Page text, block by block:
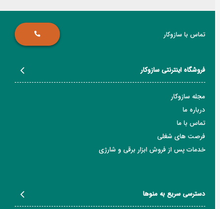
تماس با سازوکار
فروشگاه اینترنتی سازوکار
مجله سازوکار
درباره ما
تماس با ما
فرصت های شغلی
خدمات پس از فروش ابزار برقی و شارژی
دسترسی سریع به منوها